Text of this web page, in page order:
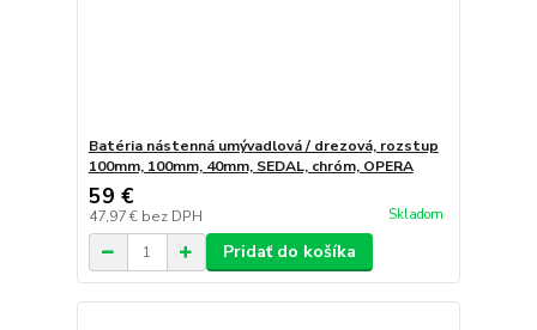
Batéria nástenná umývadlová / drezová, rozstup
100mm, 100mm, 40mm, SEDAL, chróm, OPERA
59 €
47,97 € bez DPH Skladom
Pridať do košíka